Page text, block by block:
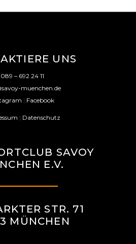
UNS
089 – 692 24 11
muenchen.de
| Facebook
| Datenschutz
SAVOY
E.V.
STR. 71
MÜNCHEN